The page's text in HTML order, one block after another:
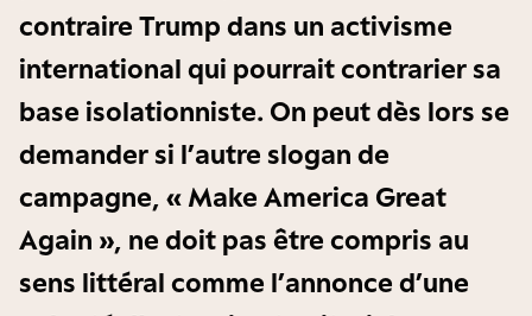
contraire Trump dans un activisme
international qui pourrait contrarier sa
base isolationniste. On peut dès lors se
demander si l’autre slogan de
campagne, « Make America Great
Again », ne doit pas être compris au
sens littéral comme l’annonce d’une